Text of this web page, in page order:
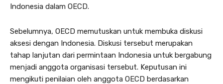
Indonesia dalam OECD.
Sebelumnya, OECD memutuskan untuk membuka diskusi
aksesi dengan Indonesia. Diskusi tersebut merupakan
tahap lanjutan dari permintaan Indonesia untuk bergabung
menjadi anggota organisasi tersebut. Keputusan ini
mengikuti penilaian oleh anggota OECD berdasarkan